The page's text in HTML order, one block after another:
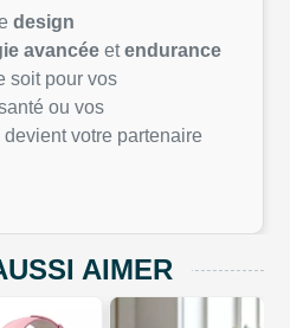
design
avancée etendurance
soit pour vos
ou vos
votre partenaire
AIMER